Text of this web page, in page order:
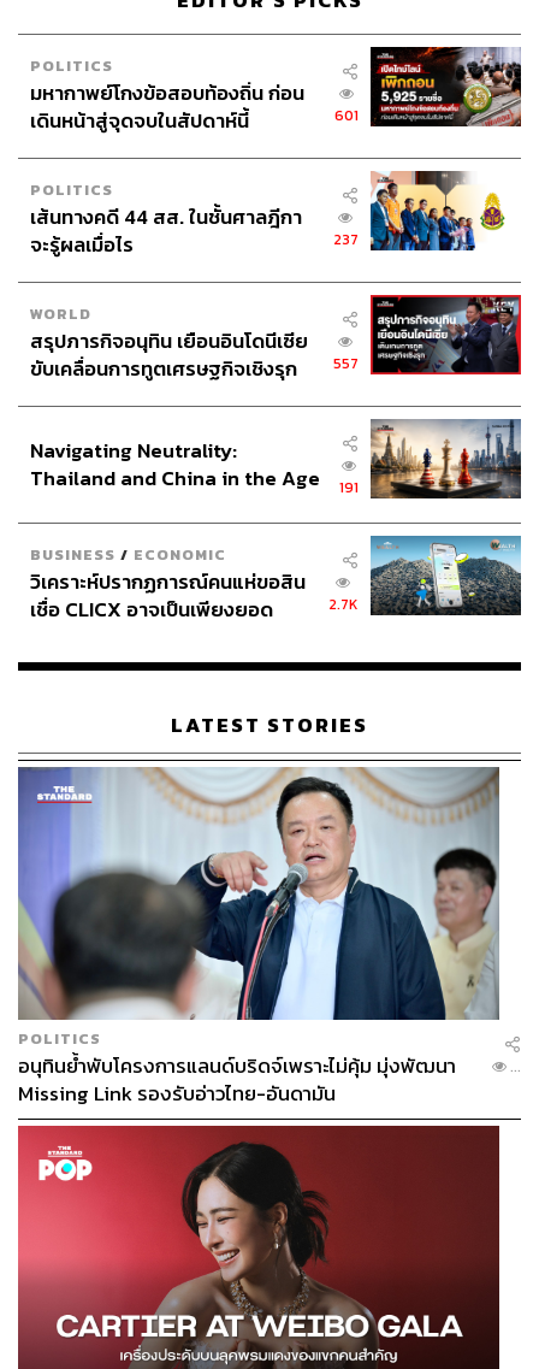
POLITICS
มหากาพย์โกงข้อสอบท้องถิ่น ก่อน
เดินหน้าสู่จุดจบในสัปดาห์นี้
601
POLITICS
เส้นทางคดี 44 สส. ในชั้นศาลฎีกา
จะรู้ผลเมื่อไร
237
WORLD
สรุปภารกิจอนุทิน เยือนอินโดนีเซีย
ขับเคลื่อนการทูตเศรษฐกิจเชิงรุก
557
Navigating Neutrality:
Thailand and China in the Age
191
BUSINESS / ECONOMIC
วิเคราะห์ปรากฏการณ์คนแห่ขอสิน
เชื่อ CLICX อาจเป็นเพียงยอด
เรือนไทยที่ถูกซุกไว้
2.7K
LATEST STORIES
POLITICS
อนุทินย้ำพับโครงการแลนด์บริดจ์เพราะไม่คุ้ม มุ่งพัฒนา
Missing Link รองรับอ่าวไทย-อันดามัน
...